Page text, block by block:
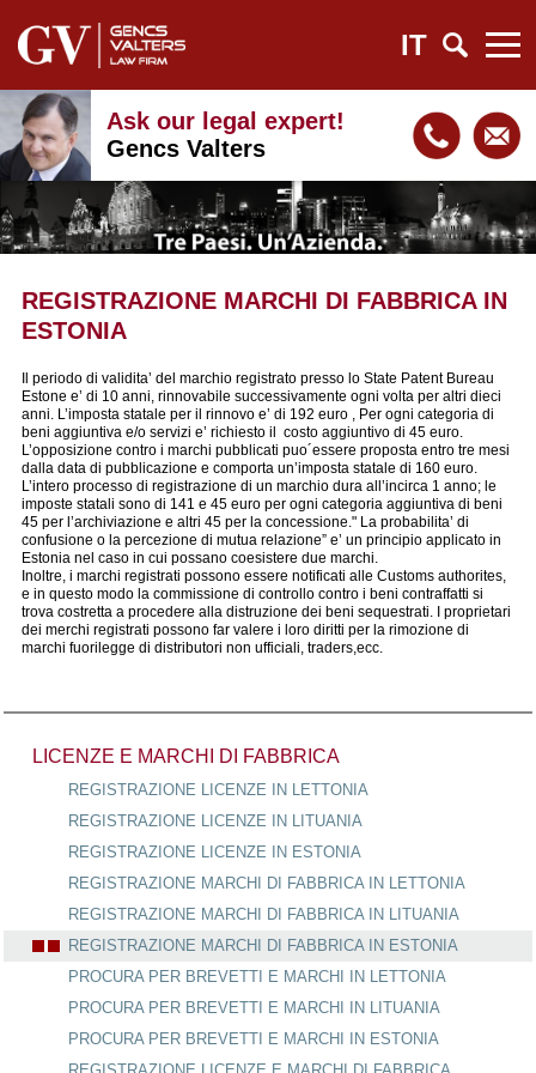
IT
Ask our legal expert!
Gencs Valters
REGISTRAZIONE MARCHI DI FABBRICA IN
ESTONIA
Il periodo di validita’ del marchio registrato presso lo State Patent Bureau
Estone e’ di 10 anni, rinnovabile successivamente ogni volta per altri dieci
anni. L’imposta statale per il rinnovo e’ di 192 euro , Per ogni categoria di
beni aggiuntiva e/o servizi e’ richiesto il costo aggiuntivo di 45 euro.
L’opposizione contro i marchi pubblicati puo´essere proposta entro tre mesi
dalla data di pubblicazione e comporta un’imposta statale di 160 euro.
L’intero processo di registrazione di un marchio dura all’incirca 1 anno; le
imposte statali sono di 141 e 45 euro per ogni categoria aggiuntiva di beni
45 per l’archiviazione e altri 45 per la concessione." La probabilita’ di
confusione o la percezione di mutua relazione” e’ un principio applicato in
Estonia nel caso in cui possano coesistere due marchi.
Inoltre, i marchi registrati possono essere notificati alle Customs authorites,
e in questo modo la commissione di controllo contro i beni contraffatti si
trova costretta a procedere alla distruzione dei beni sequestrati. I proprietari
dei merchi registrati possono far valere i loro diritti per la rimozione di
marchi fuorilegge di distributori non ufficiali, traders,ecc.
LICENZE E MARCHI DI FABBRICA
REGISTRAZIONE LICENZE IN LETTONIA
REGISTRAZIONE LICENZE IN LITUANIA
REGISTRAZIONE LICENZE IN ESTONIA
REGISTRAZIONE MARCHI DI FABBRICA IN LETTONIA
REGISTRAZIONE MARCHI DI FABBRICA IN LITUANIA
REGISTRAZIONE MARCHI DI FABBRICA IN ESTONIA
PROCURA PER BREVETTI E MARCHI IN LETTONIA
PROCURA PER BREVETTI E MARCHI IN LITUANIA
PROCURA PER BREVETTI E MARCHI IN ESTONIA